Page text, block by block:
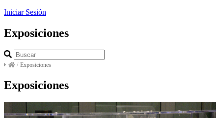
Iniciar Sesión
Exposiciones
/ Exposiciones
Exposiciones